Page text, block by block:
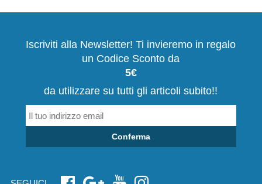
Iscriviti alla Newsletter! Ti invieremo in regalo
un Codice Sconto da
5€
da utilizzare su tutti gli articoli subito!!
Conferma